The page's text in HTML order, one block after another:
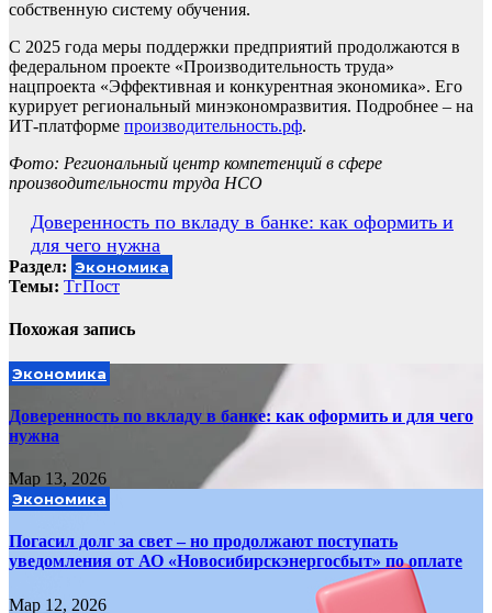
собственную систему обучения.
С 2025 года меры поддержки предприятий продолжаются в
федеральном проекте «Производительность труда»
нацпроекта «Эффективная и конкурентная экономика». Его
курирует региональный минэкономразвития. Подробнее – на
ИТ-платформе производительность.рф.
Фото: Региональный центр компетенций в сфере
производительности труда НСО
Навигация
по
записям
Доверенность по вкладу в банке: как оформить и
для чего нужна
Раздел: Экономика
Темы: ТгПост
Похожая запись
Экономика
Доверенность по вкладу в банке: как оформить и для чего
нужна
Мар 13, 2026
Экономика
Погасил долг за свет – но продолжают поступать
уведомления от АО «Новосибирскэнергосбыт» по оплате
Мар 12, 2026